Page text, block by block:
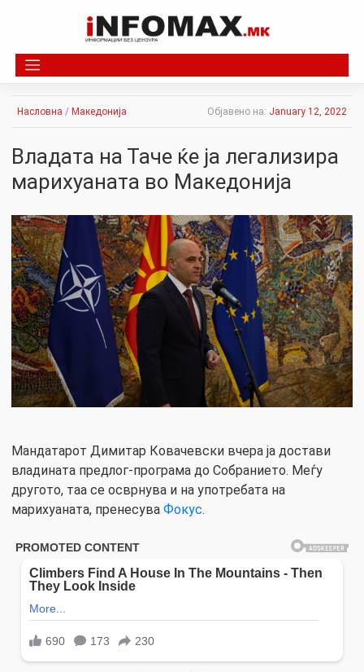
Насловна / Македонија Објавено на: January 12, 2022
Влaдата на Таче ќе ја легализиpa
мapиxyаната во Македонија
Мандатарот Димитар Ковачевски вчера ја достави
владината предлог-програма до Собранието. Меѓу
другото, таа се осврнува и на употребата на
марихуаната, пренесува Фокус.